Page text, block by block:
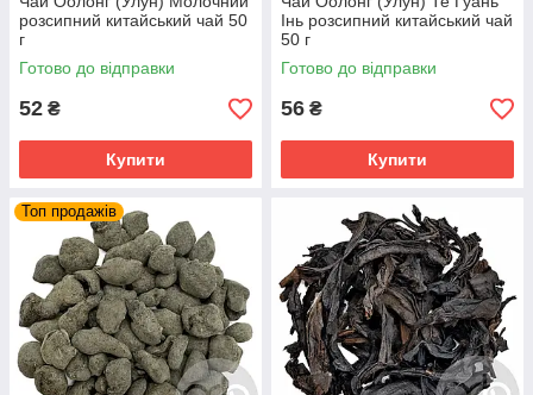
розсипний китайський чай 50
г
Готово до відправки
52 ₴
Купити
Інь розсипний китайський чай
50 г
Готово до відправки
56 ₴
Купити
Топ продажів